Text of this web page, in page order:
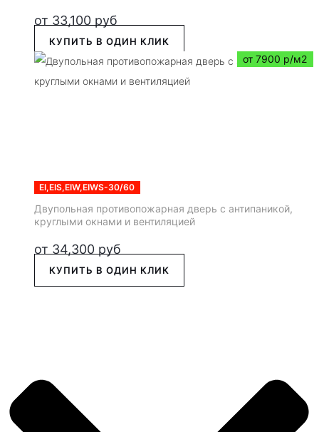
от 33,100 руб
КУПИТЬ В ОДИН КЛИК
от 7900 р/м2
EI,EIS,EIW,EIWS-30/60
Двупольная противопожарная дверь с антипаникой,
круглыми окнами и вентиляцией
от 34,300 руб
КУПИТЬ В ОДИН КЛИК